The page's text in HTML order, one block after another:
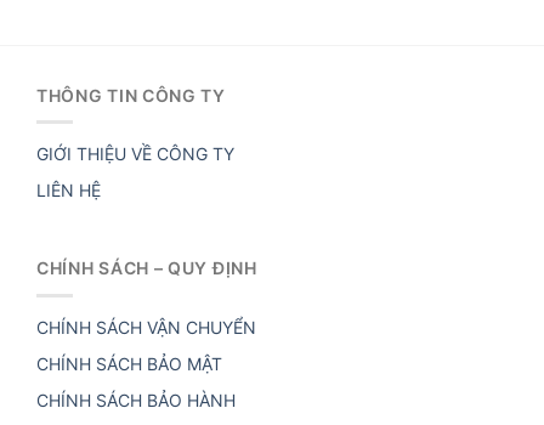
THÔNG TIN CÔNG TY
GIỚI THIỆU VỀ CÔNG TY
LIÊN HỆ
CHÍNH SÁCH – QUY ĐỊNH
CHÍNH SÁCH VẬN CHUYỂN
CHÍNH SÁCH BẢO MẬT
CHÍNH SÁCH BẢO HÀNH